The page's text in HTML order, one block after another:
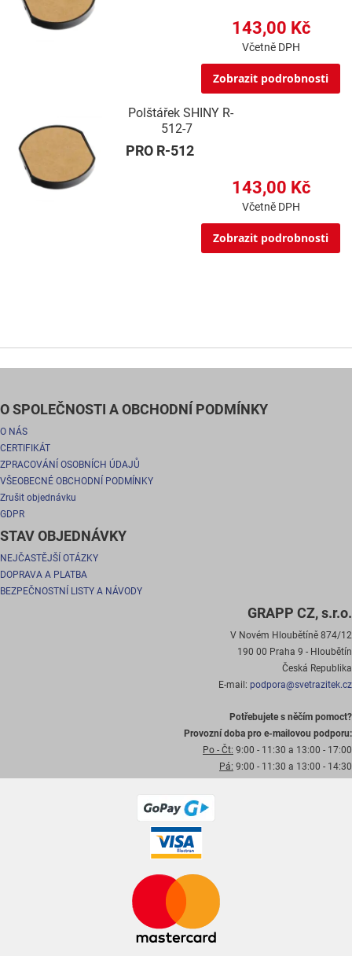
143,00 Kč
Včetně DPH
Zobrazit podrobnosti
Polštářek SHINY R-
512-7
PRO R-512
143,00 Kč
Včetně DPH
Zobrazit podrobnosti
O SPOLEČNOSTI A OBCHODNÍ PODMÍNKY
O NÁS
CERTIFIKÁT
ZPRACOVÁNÍ OSOBNÍCH ÚDAJŮ
VŠEOBECNÉ OBCHODNÍ PODMÍNKY
Zrušit objednávku
GDPR
STAV OBJEDNÁVKY
NEJČASTĚJŠÍ OTÁZKY
DOPRAVA A PLATBA
BEZPEČNOSTNÍ LISTY A NÁVODY
GRAPP CZ, s.r.o.
V Novém Hloubětíně 874/12
190 00 Praha 9 - Hloubětín
Česká Republika
E-mail: podpora@svetrazitek.cz
Potřebujete s něčím pomoct?
Provozní doba pro e-mailovou podporu:
Po - Čt: 9:00 - 11:30 a 13:00 - 17:00
Pá: 9:00 - 11:30 a 13:00 - 14:30